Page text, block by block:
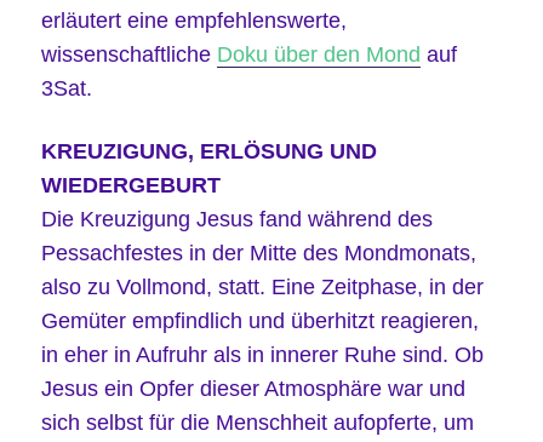
erläutert eine empfehlenswerte,
wissenschaftliche Doku über den Mond auf
3Sat.
KREUZIGUNG, ERLÖSUNG UND
WIEDERGEBURT
Die Kreuzigung Jesus fand während des
Pessachfestes in der Mitte des Mondmonats,
also zu Vollmond, statt. Eine Zeitphase, in der
Gemüter empfindlich und überhitzt reagieren,
in eher in Aufruhr als in innerer Ruhe sind. Ob
Jesus ein Opfer dieser Atmosphäre war und
sich selbst für die Menschheit aufopferte, um